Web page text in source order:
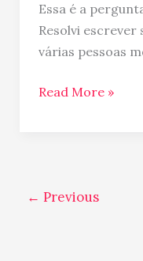
Essa é a
Resolvi escrever
várias pessoas
Read More »
← Previous